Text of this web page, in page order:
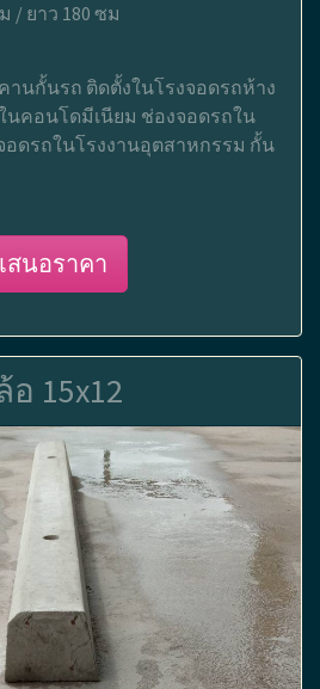
/ ยาว 180 ซม
านกั้นรถ ติดตั้งในโรงจอดรถห้าง
คอนโดมีเนียม ช่องจอดรถใน
ดรถในโรงงานอุตสาหกรรม กั้น
สนอราคา
15x12